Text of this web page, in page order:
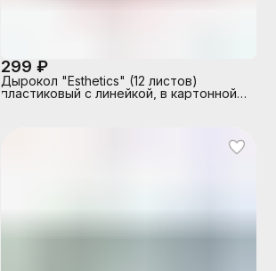
299 ₽
Дырокол "Esthetics" (12 листов)
пластиковый с линейкой, в картонной